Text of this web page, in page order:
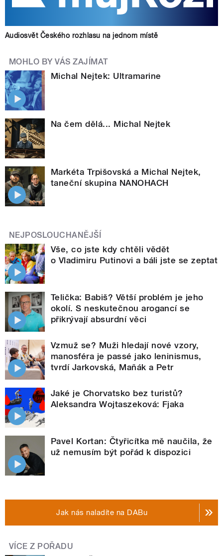
Audiosvět Českého rozhlasu na jednom místě
MOHLO BY VÁS ZAJÍMAT
Michal Nejtek: Ultramarine
Na čem dělá... Michal Nejtek
Markéta Trpišovská a Michal Nejtek,
taneční skupina NANOHACH
NEJPOSLOUCHANĚJŠÍ
Vše, co jste kdy chtěli vědět
o Vladimiru Putinovi a báli jste se zeptat
Telička: Babiš? Větší problém je jeho
okolí. S neskutečnou arogancí se
přikrývají absurdní věci
Vzmuž se? Muži hledají nové vzory,
manosféra je passé jako leninismus,
tvrdí Jarkovská, Maňák a Petr
Jaké je Chorvatsko bez turistů?
Aleksandra Wojtaszeková: Fjaka
Pavel Kortan: Čtyřicítka mě naučila, že
už nemusím být pořád k dispozici
Jak nás naladíte na DABu
VÍCE Z POŘADU